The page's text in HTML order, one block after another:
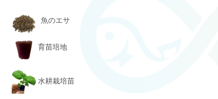
魚のエサ
育苗培地
水耕栽培苗